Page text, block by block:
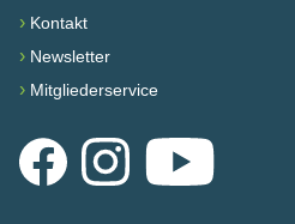
› Kontakt
› Newsletter
› Mitgliederservice
FacebookInstagramYouTube